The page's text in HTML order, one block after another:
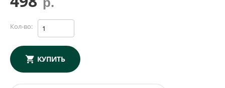
р.
Кол-во:
КУПИТЬ